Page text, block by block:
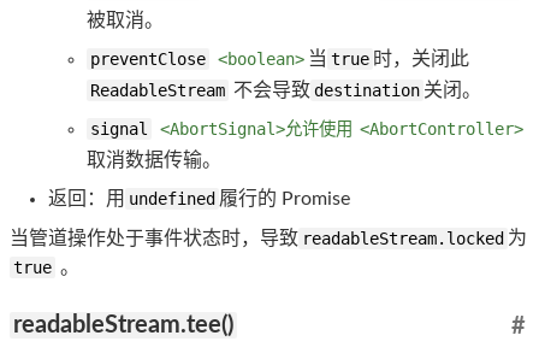
被取消。
preventClose
<boolean> 当 true 时，关闭此
ReadableStream 不会导致destination 关闭。
signal
<AbortSignal>允许使用 <AbortController>
取消数据传输。
返回：用 undefined 履行的 Promise
当管道操作处于事件状态时，导致 readableStream.locked 为
true 。
readableStream.tee() #